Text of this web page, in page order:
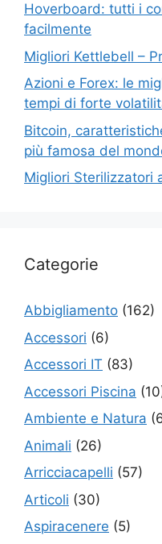
Hoverboard: tutti i
facilmente
Migliori Kettlebell –
Azioni e Forex: le
tempi di forte
Bitcoin,
più famosa del
Migliori Sterilizzatori
Categorie
Abbigliamento (162)
Accessori (6)
Accessori IT (83)
Accessori Piscina
Ambiente e Natura
Animali (26)
Arricciacapelli (57)
Articoli (30)
Aspiracenere (5)